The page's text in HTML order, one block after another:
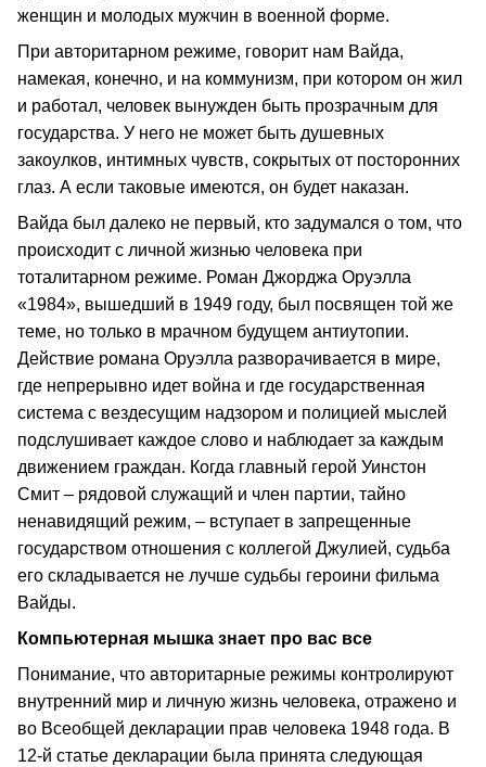
женщин и молодых мужчин в военной форме.
При авторитарном режиме, говорит нам Вайда,
намекая, конечно, и на коммунизм, при котором он жил
и работал, человек вынужден быть прозрачным для
государства. У него не может быть душевных
закоулков, интимных чувств, сокрытых от посторонних
глаз. А если таковые имеются, он будет наказан.
Вайда был далеко не первый, кто задумался о том, что
происходит с личной жизнью человека при
тоталитарном режиме. Роман Джорджа Оруэлла
«1984», вышедший в 1949 году, был посвящен той же
теме, но только в мрачном будущем антиутопии.
Действие романа Оруэлла разворачивается в мире,
где непрерывно идет война и где государственная
система с вездесущим надзором и полицией мыслей
подслушивает каждое слово и наблюдает за каждым
движением граждан. Когда главный герой Уинстон
Смит – рядовой служащий и член партии, тайно
ненавидящий режим, – вступает в запрещенные
государством отношения с коллегой Джулией, судьба
его складывается не лучше судьбы героини фильма
Вайды.
Компьютерная мышка знает про вас все
Понимание, что авторитарные режимы контролируют
внутренний мир и личную жизнь человека, отражено и
во Всеобщей декларации прав человека 1948 года. В
12-й статье декларации была принята следующая